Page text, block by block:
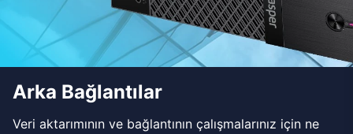
Arka Bağlantılar
Veri aktarımının ve bağlantının çalışmalarınız için ne